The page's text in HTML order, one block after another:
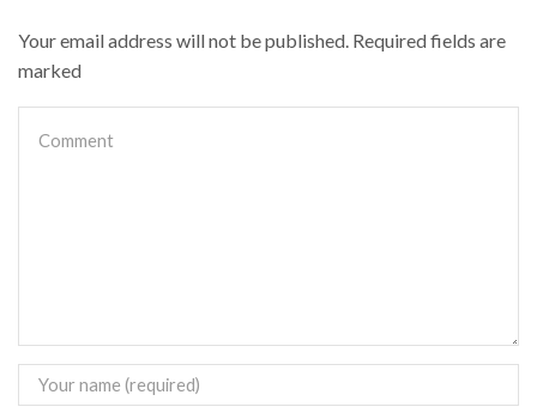
Your email address will not be published. Required fields are
marked